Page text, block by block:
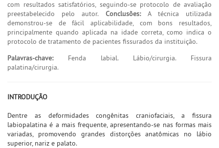
com resultados satisfatórios, seguindo-se protocolo de avaliação
preestabelecido pelo autor. Conclusões:A técnica utilizada
demonstrou-se de fácil aplicabilidade, com bons resultados,
principalmente quando aplicada na idade correta, como indica o
protocolo de tratamento de pacientes fissurados da instituição.
Palavras-chave:Fenda labial. Lábio/cirurgia. Fissura
palatina/cirurgia.
INTRODUÇÃO
Dentre as deformidades congênitas craniofaciais, a fissura
labiopalatina é a mais frequente, apresentando-se nas formas mais
variadas, promovendo grandes distorções anatômicas no lábio
superior, nariz e palato.